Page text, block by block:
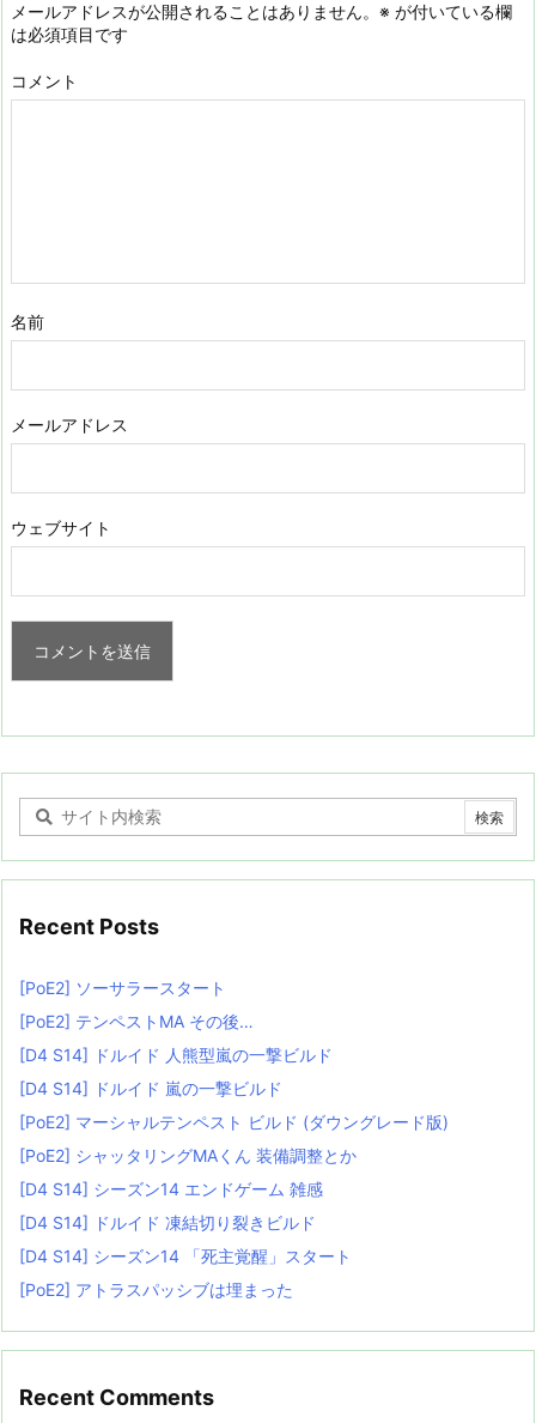
メールアドレスが公開されることはありません。 ※ が付いている欄
は必須項目です
コメント
名前
メールアドレス
ウェブサイト
Recent Posts
[PoE2] ソーサラースタート
[PoE2] テンペストMA その後…
[D4 S14] ドルイド 人熊型嵐の一撃ビルド
[D4 S14] ドルイド 嵐の一撃ビルド
[PoE2] マーシャルテンペスト ビルド (ダウングレード版)
[PoE2] シャッタリングMAくん 装備調整とか
[D4 S14] シーズン14 エンドゲーム 雑感
[D4 S14] ドルイド 凍結切り裂きビルド
[D4 S14] シーズン14 「死主覚醒」スタート
[PoE2] アトラスパッシブは埋まった
Recent Comments